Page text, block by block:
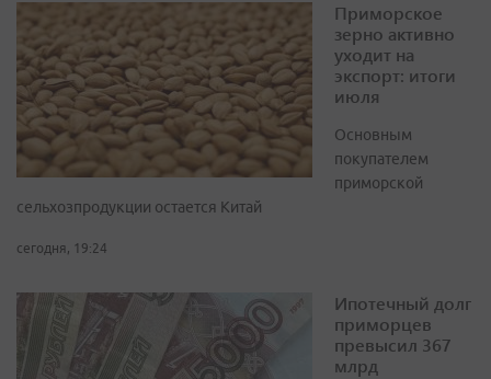
Приморское
зерно активно
уходит на
экспорт: итоги
июля
Основным
покупателем
приморской
сельхозпродукции остается Китай
сегодня, 19:24
Ипотечный долг
приморцев
превысил 367
млрд